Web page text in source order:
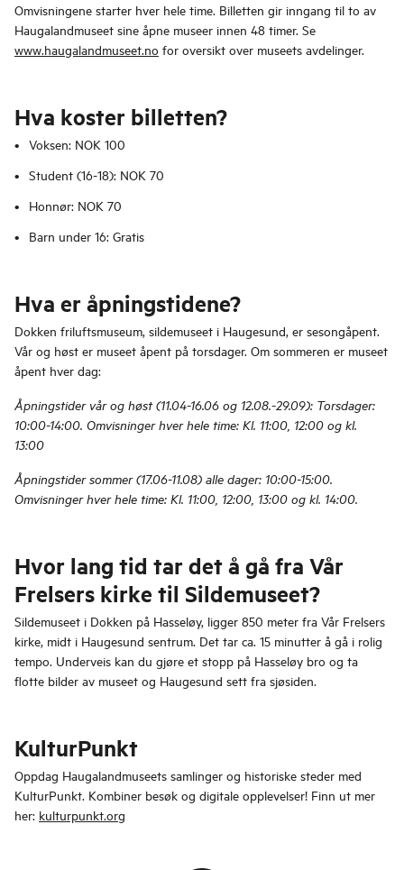
Omvisningene starter hver hele time. Billetten gir inngang til to av
Haugalandmuseet sine åpne museer innen 48 timer. Se
www.haugalandmuseet.no for oversikt over museets avdelinger.
Hva koster billetten?
Voksen: NOK 100
Student (16-18): NOK 70
Honnør: NOK 70
Barn under 16: Gratis
Hva er åpningstidene?
Dokken friluftsmuseum, sildemuseet i Haugesund, er sesongåpent.
Vår og høst er museet åpent på torsdager. Om sommeren er museet
åpent hver dag:
Åpningstider vår og høst (11.04-16.06 og 12.08.-29.09): Torsdager:
10:00-14:00. Omvisninger hver hele time: Kl. 11:00, 12:00 og kl.
13:00
Åpningstider sommer (17.06-11.08) alle dager: 10:00-15:00.
Omvisninger hver hele time: Kl. 11:00, 12:00, 13:00 og kl. 14:00.
Hvor lang tid tar det å gå fra Vår
Frelsers kirke til Sildemuseet?
Sildemuseet i Dokken på Hasseløy, ligger 850 meter fra Vår Frelsers
kirke, midt i Haugesund sentrum. Det tar ca. 15 minutter å gå i rolig
tempo. Underveis kan du gjøre et stopp på Hasseløy bro og ta
flotte bilder av museet og Haugesund sett fra sjøsiden.
KulturPunkt
Oppdag Haugalandmuseets samlinger og historiske steder med
KulturPunkt. Kombiner besøk og digitale opplevelser! Finn ut mer
her: kulturpunkt.org